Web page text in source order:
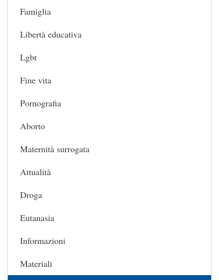
Famiglia
Libertà educativa
Lgbt
Fine vita
Pornografia
Aborto
Maternità surrogata
Attualità
Droga
Eutanasia
Informazioni
Materiali